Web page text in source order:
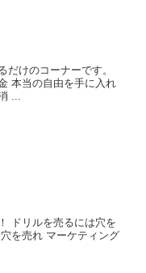
けのコーナーです。
本当の自由を手に入れ
...
ドリルを売るには穴を
を売れ マーケティング